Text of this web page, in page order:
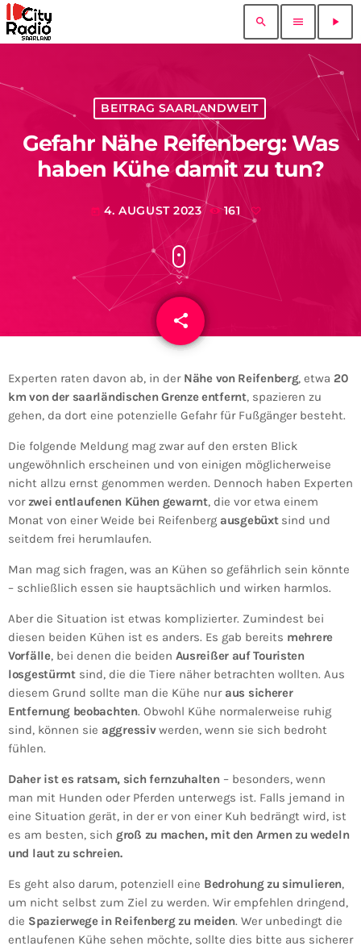
search menu play_arrow
BEITRAG SAARLANDWEIT
Gefahr Nähe Reifenberg: Was
haben Kühe damit zu tun?
today 4. AUGUST 2023 161
share
email
Experten raten davon ab, in der Nähe von Reifenberg, etwa 20
km von der saarländischen Grenze entfernt, spazieren zu
gehen, da dort eine potenzielle Gefahr für Fußgänger besteht.
Die folgende Meldung mag zwar auf den ersten Blick
ungewöhnlich erscheinen und von einigen möglicherweise
nicht allzu ernst genommen werden. Dennoch haben Experten
vorzwei entlaufenen Kühen gewarnt, die vor etwa einem
Monat von einer Weide bei Reifenberg ausgebüxtsind und
seitdem frei herumlaufen.
Man mag sich fragen, was an Kühen so gefährlich sein könnte
– schließlich essen sie hauptsächlich und wirken harmlos.
Aber die Situation ist etwas komplizierter. Zumindest bei
diesen beiden Kühen ist es anders. Es gab bereits mehrere
Vorfälle, bei denen die beiden Ausreißer auf Touristen
losgestürmtsind, die die Tiere näher betrachten wollten. Aus
diesem Grund sollte man die Kühe nur aus sicherer
Entfernung beobachten. Obwohl Kühe normalerweise ruhig
sind, können sie aggressivwerden, wenn sie sich bedroht
fühlen.
Daher ist es ratsam, sich fernzuhalten– besonders, wenn
man mit Hunden oder Pferden unterwegs ist. Falls jemand in
eine Situation gerät, in der er von einer Kuh bedrängt wird, ist
es am besten, sich groß zu machen, mit den Armen zu wedeln
und laut zu schreien.
Es geht also darum, potenziell eine Bedrohung zu simulieren,
um nicht selbst zum Ziel zu werden. Wir empfehlen dringend,
die Spazierwege in Reifenberg zu meiden. Wer unbedingt die
entlaufenen Kühe sehen möchte, sollte dies bitte aus sicherer